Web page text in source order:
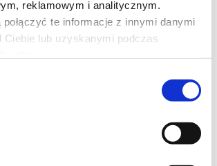
reklamowym i analitycznym.
te informacje z innymi danymi
Ciebie lub uzyskanymi podczas
opowieść o Bogu działającym tu i teraz -
jako realnej sile oraz o wspólnocie,
człowieka, gdy sam już nie daje rady.